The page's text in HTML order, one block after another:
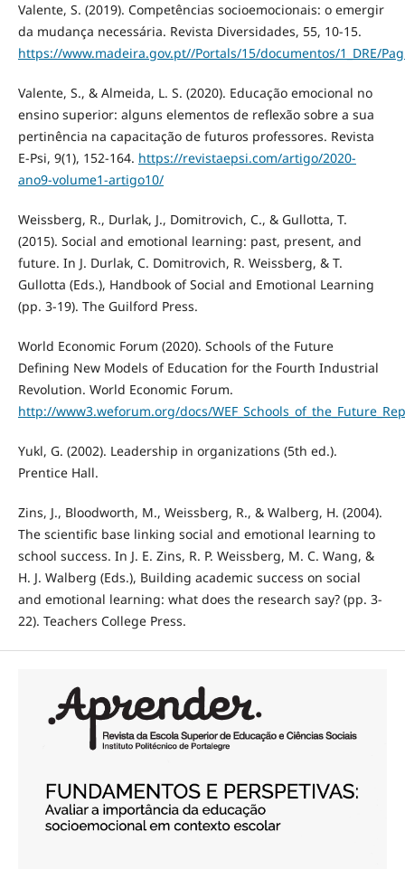
Valente, S. (2019). Competências socioemocionais: o emergir
da mudança necessária. Revista Diversidades, 55, 10-15.
https://www.madeira.gov.pt//Portals/15/documentos/1_DRE/
Valente, S., & Almeida, L. S. (2020). Educação emocional no
ensino superior: alguns elementos de reflexão sobre a sua
pertinência na capacitação de futuros professores. Revista
E-Psi, 9(1), 152-164. https://revistaepsi.com/artigo/2020-
ano9-volume1-artigo10/
Weissberg, R., Durlak, J., Domitrovich, C., & Gullotta, T.
(2015). Social and emotional learning: past, present, and
future. In J. Durlak, C. Domitrovich, R. Weissberg, & T.
Gullotta (Eds.), Handbook of Social and Emotional Learning
(pp. 3-19). The Guilford Press.
World Economic Forum (2020). Schools of the Future
Defining New Models of Education for the Fourth Industrial
Revolution. World Economic Forum.
http://www3.weforum.org/docs/
Yukl, G. (2002). Leadership in organizations (5th ed.).
Prentice Hall.
Zins, J., Bloodworth, M., Weissberg, R., & Walberg, H. (2004).
The scientific base linking social and emotional learning to
school success. In J. E. Zins, R. P. Weissberg, M. C. Wang, &
H. J. Walberg (Eds.), Building academic success on social
and emotional learning: what does the research say? (pp. 3-
22). Teachers College Press.